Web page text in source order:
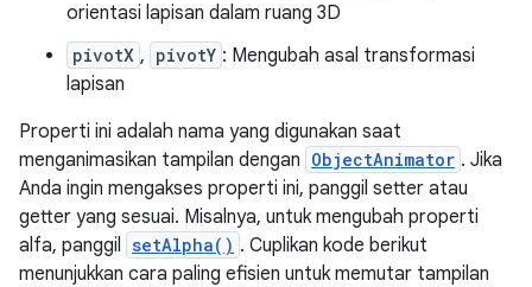
orientasi lapisan dalam ruang 3D
pivotX , pivotY : Mengubah asal transformasi
lapisan
Properti ini adalah nama yang digunakan saat
menganimasikan tampilan dengan ObjectAnimator . Jika
Anda ingin mengakses properti ini, panggil setter atau
getter yang sesuai. Misalnya, untuk mengubah properti
alfa, panggil setAlpha() . Cuplikan kode berikut
menunjukkan cara paling efisien untuk memutar tampilan